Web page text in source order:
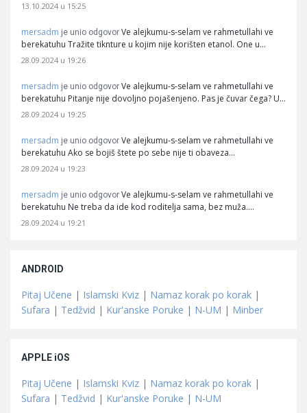
13.10.2024 u 15:25
mersadm je unio odgovor Ve alejkumu-s-selam ve rahmetullahi ve
berekatuhu Tražite tiknture u kojim nije korišten etanol. One u…
28.09.2024 u 19:26
mersadm je unio odgovor Ve alejkumu-s-selam ve rahmetullahi ve
berekatuhu Pitanje nije dovoljno pojašenjeno. Pas je čuvar čega? U…
28.09.2024 u 19:25
mersadm je unio odgovor Ve alejkumu-s-selam ve rahmetullahi ve
berekatuhu Ako se bojiš štete po sebe nije ti obaveza…
28.09.2024 u 19:23
mersadm je unio odgovor Ve alejkumu-s-selam ve rahmetullahi ve
berekatuhu Ne treba da ide kod roditelja sama, bez muža.…
28.09.2024 u 19:21
ANDROID
Pitaj Učene | Islamski Kviz | Namaz korak po korak |
Sufara | Tedžvid | Kur'anske Poruke | N-UM | Minber
APPLE iOS
Pitaj Učene | Islamski Kviz | Namaz korak po korak |
Sufara | Tedžvid | Kur'anske Poruke | N-UM